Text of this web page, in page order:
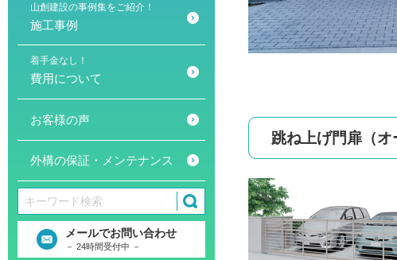
山創建設の事例集をご紹介！
施工事例
着手金なし！
費用について
お客様の声
外構の保証・メンテナンス
メールでお問い合わせ
－ 24時間受付中 －
跳ね上げ門扉（